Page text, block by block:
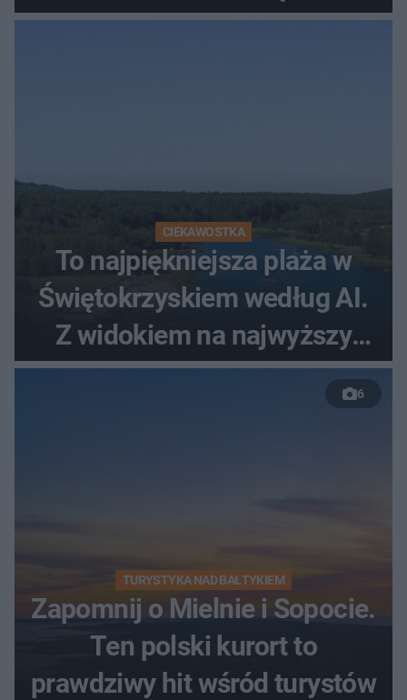
Zatrzymano 35-latka
CIEKAWOSTKA
To najpiękniejsza plaża w
Świętokrzyskiem według AI.
Z widokiem na najwyższy
szczyt Gór Świętokrzyskich
6
TURYSTYKA NAD BAŁTYKIEM
Zapomnij o Mielnie i Sopocie.
Ten polski kurort to
prawdziwy hit wśród turystów